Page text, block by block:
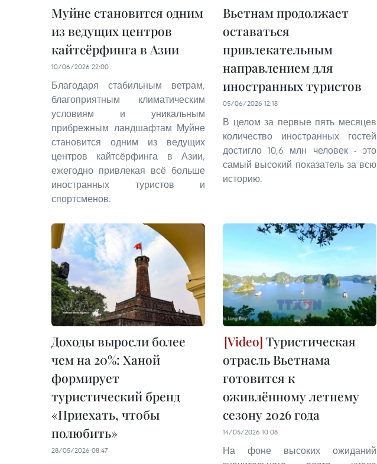
Муйне становится одним
из ведущих центров
кайтсёрфинга в Азии
10/06/2026 22:00
Благодаря стабильным ветрам,
благоприятным климатическим
условиям и уникальным
прибрежным ландшафтам Муйне
становится одним из ведущих
центров кайтсёрфинга в Азии,
ежегодно привлекая всё больше
иностранных туристов и
спортсменов.
Вьетнам продолжает
оставаться
привлекательным
направлением для
иностранных туристов
05/06/2026 12:18
В целом за первые пять месяцев
количество иностранных гостей
достигло 10,6 млн человек - это
самый высокий показатель за всю
историю.
Доходы выросли более
чем на 20%: Ханой
формирует
туристический бренд
«Приехать, чтобы
полюбить»
28/05/2026 08:47
Туристическая
отрасль Вьетнама
готовится к
оживлённому летнему
сезону 2026 года
14/05/2026 10:08
На фоне высоких ожиданий